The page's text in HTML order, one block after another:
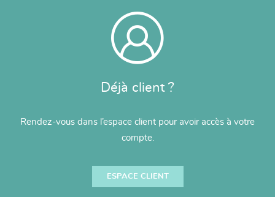
Déjà client ?
Rendez-vous dans l’espace client pour avoir accès à votre
compte.
ESPACE CLIENT